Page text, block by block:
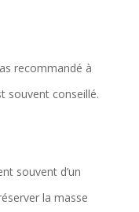
recommandé à
souvent conseillé.
souvent d’un
la masse